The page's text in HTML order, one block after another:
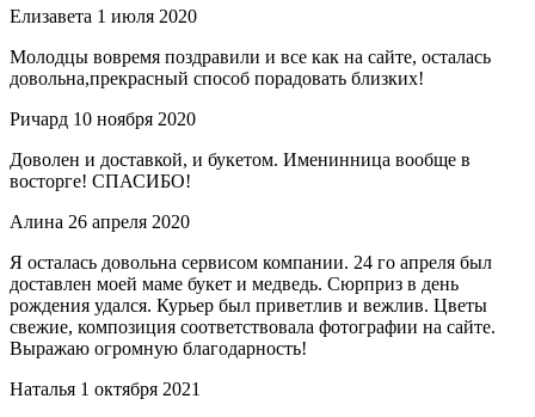
Елизавета 1 июля 2020
Молодцы вовремя поздравили и все как на сайте, осталась
довольна,прекрасный способ порадовать близких!
Ричард 10 ноября 2020
Доволен и доставкой, и букетом. Именинница вообще в
восторге! СПАСИБО!
Алина 26 апреля 2020
Я осталась довольна сервисом компании. 24 го апреля был
доставлен моей маме букет и медведь. Сюрприз в день
рождения удался. Курьер был приветлив и вежлив. Цветы
свежие, композиция соответствовала фотографии на сайте.
Выражаю огромную благодарность!
Наталья 1 октября 2021